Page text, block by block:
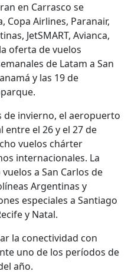
en Carrasco se
Copa Airlines, Paranair,
JetSMART, Avianca,
oferta de vuelos
de Latam a San
y las 19 de
de invierno, el aeropuerto
el 26 y el 27 de
vuelos chárter
internacionales. La
a San Carlos de
Argentinas y
especiales a Santiago
y Natal.
la conectividad con
uno de los períodos de
año.